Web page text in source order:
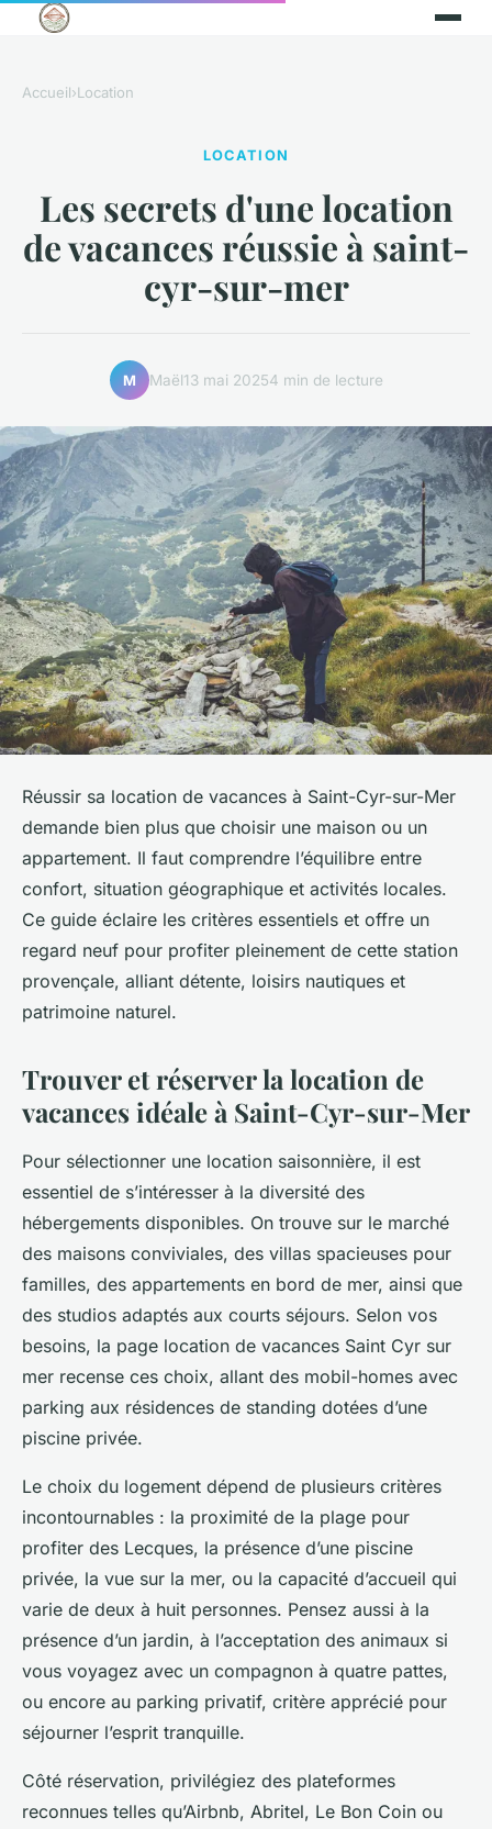
Accueil›Location
LOCATION
Les secrets d'une location
de vacances réussie à saint-
cyr-sur-mer
M Maël13 mai 20254 min de lecture
Réussir sa location de vacances à Saint-Cyr-sur-Mer
demande bien plus que choisir une maison ou un
appartement. Il faut comprendre l’équilibre entre
confort, situation géographique et activités locales.
Ce guide éclaire les critères essentiels et offre un
regard neuf pour profiter pleinement de cette station
provençale, alliant détente, loisirs nautiques et
patrimoine naturel.
Trouver et réserver la location de
vacances idéale à Saint-Cyr-sur-Mer
Pour sélectionner une location saisonnière, il est
essentiel de s’intéresser à la diversité des
hébergements disponibles. On trouve sur le marché
des maisons conviviales, des villas spacieuses pour
familles, des appartements en bord de mer, ainsi que
des studios adaptés aux courts séjours. Selon vos
besoins, la page location de vacances Saint Cyr sur
mer recense ces choix, allant des mobil-homes avec
parking aux résidences de standing dotées d’une
piscine privée.
Le choix du logement dépend de plusieurs critères
incontournables : la proximité de la plage pour
profiter des Lecques, la présence d’une piscine
privée, la vue sur la mer, ou la capacité d’accueil qui
varie de deux à huit personnes. Pensez aussi à la
présence d’un jardin, à l’acceptation des animaux si
vous voyagez avec un compagnon à quatre pattes,
ou encore au parking privatif, critère apprécié pour
séjourner l’esprit tranquille.
Côté réservation, privilégiez des plateformes
reconnues telles qu’Airbnb, Abritel, Le Bon Coin ou